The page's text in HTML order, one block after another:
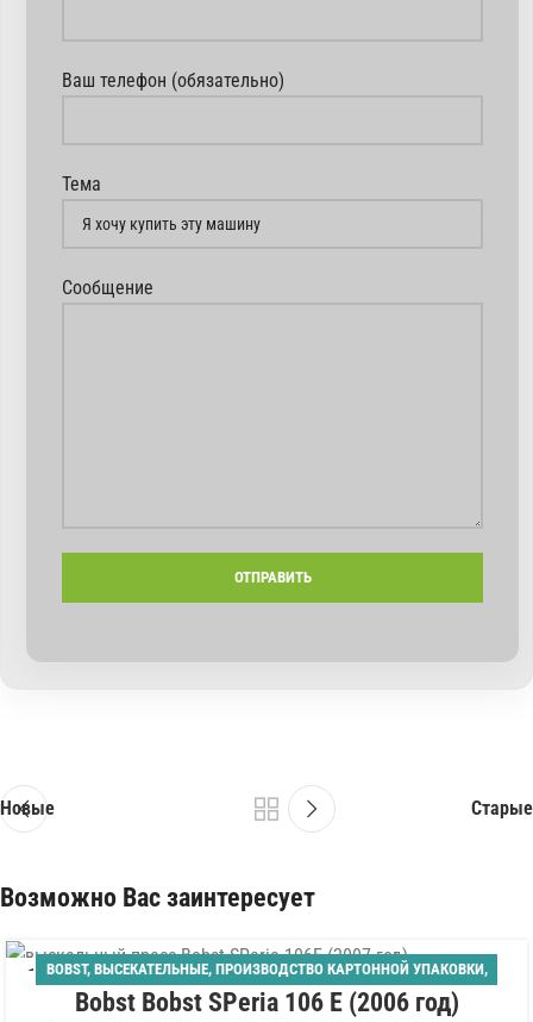
Ваш телефон (обязательно)
Тема
Сообщение
Новые Старые
Возможно Вас заинтересует
13BOBST, ВЫСЕКАТЕЛЬНЫЕ, ПРОИЗВОДСТВО КАРТОННОЙ УПАКОВКИ,
ШТАНЦАГРЕГАТЫ
Bobst Bobst SPeria 106 E (2006 год)